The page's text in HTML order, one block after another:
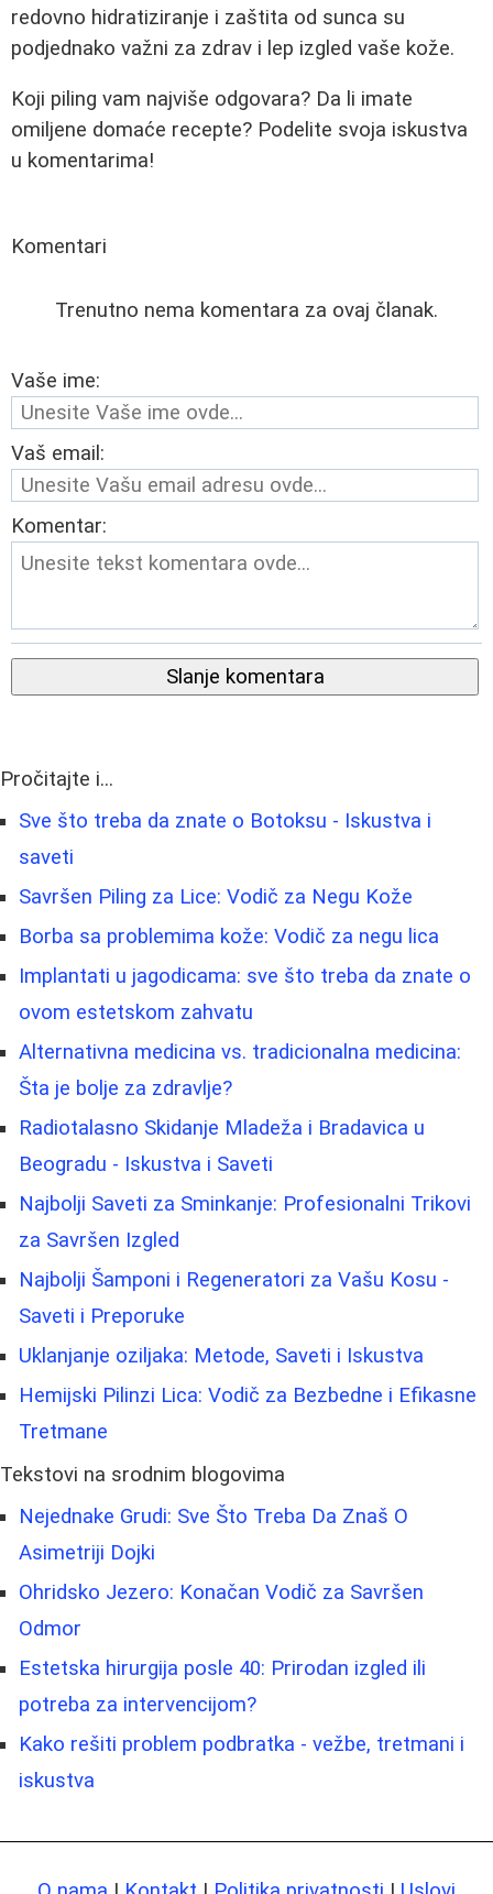
redovno hidratiziranje i zaštita od sunca su
podjednako važni za zdrav i lep izgled vaše kože.
Koji piling vam najviše odgovara? Da li imate
omiljene domaće recepte? Podelite svoja iskustva
u komentarima!
Komentari
Trenutno nema komentara za ovaj članak.
Vaše ime:
Vaš email:
Komentar:
Slanje komentara
Pročitajte i...
Sve što treba da znate o Botoksu - Iskustva i
saveti
Savršen Piling za Lice: Vodič za Negu Kože
Borba sa problemima kože: Vodič za negu lica
Implantati u jagodicama: sve što treba da znate o
ovom estetskom zahvatu
Alternativna medicina vs. tradicionalna medicina:
Šta je bolje za zdravlje?
Radiotalasno Skidanje Mladeža i Bradavica u
Beogradu - Iskustva i Saveti
Najbolji Saveti za Sminkanje: Profesionalni Trikovi
za Savršen Izgled
Najbolji Šamponi i Regeneratori za Vašu Kosu -
Saveti i Preporuke
Uklanjanje oziljaka: Metode, Saveti i Iskustva
Hemijski Pilinzi Lica: Vodič za Bezbedne i Efikasne
Tretmane
Tekstovi na srodnim blogovima
Nejednake Grudi: Sve Što Treba Da Znaš O
Asimetriji Dojki
Ohridsko Jezero: Konačan Vodič za Savršen
Odmor
Estetska hirurgija posle 40: Prirodan izgled ili
potreba za intervencijom?
Kako rešiti problem podbratka - vežbe, tretmani i
iskustva